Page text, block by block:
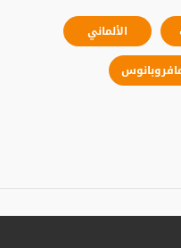
الألماني